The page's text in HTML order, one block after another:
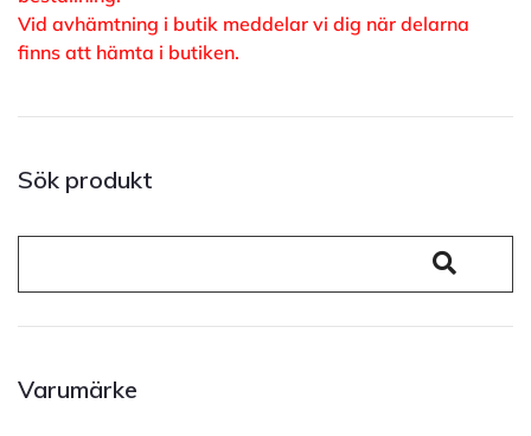
Vid avhämtning i butik meddelar vi dig när delarna
finns att hämta i butiken.
Sök produkt
Varumärke